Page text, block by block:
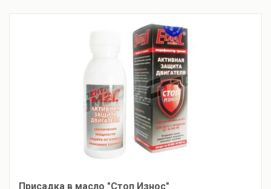
Присадка в масло "Стоп Износ"